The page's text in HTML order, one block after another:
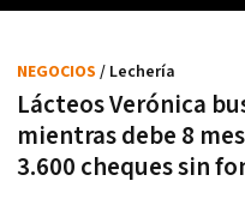
Lácteos Verónica
mientras debe 8
3.600 cheques sin
NEGOCIOS / Lechería